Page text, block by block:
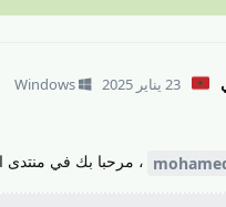
23 يناير 2025
Windows
، مرحبا بك في منتدى